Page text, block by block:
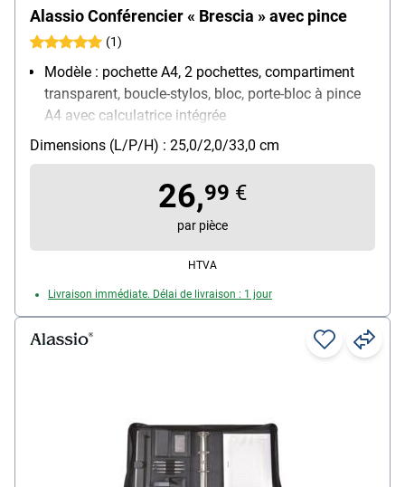
Alassio Conférencier « Brescia » avec pince
(1)
Modèle : pochette A4, 2 pochettes, compartiment
transparent, boucle-stylos, bloc, porte-bloc à pince
A4 avec calculatrice intégrée
Matière : similicuir
Pour format : A4
Dimensions (L/P/H) : 25,0/2,0/33,0 cm
26,99 €
par pièce
HTVA
Livraison immédiate. Délai de livraison : 1 jour